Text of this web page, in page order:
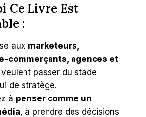
Ce Livre Est
:
aux marketeurs,
commerçants, agences et
veulent passer du stade
de stratège.
à penser comme un
, à prendre des décisions